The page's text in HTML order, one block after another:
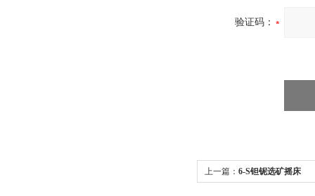
验证码：
上一篇： 6-S钽铌选矿摇床